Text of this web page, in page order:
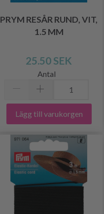
PRYM RESÅR RUND, VIT,
1.5 MM
25.50 SEK
Antal
Lägg till varukorgen